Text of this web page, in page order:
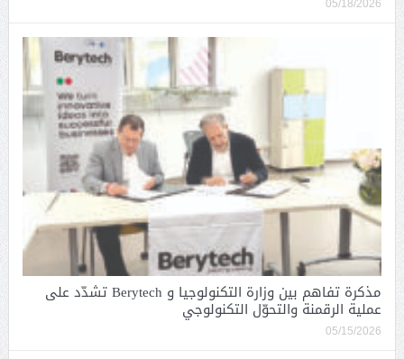
05/18/2026
مذكرة تفاهم بين وزارة التكنولوجيا و Berytech تشدّد على
عملية الرقمنة والتحوّل التكنولوجي
05/15/2026